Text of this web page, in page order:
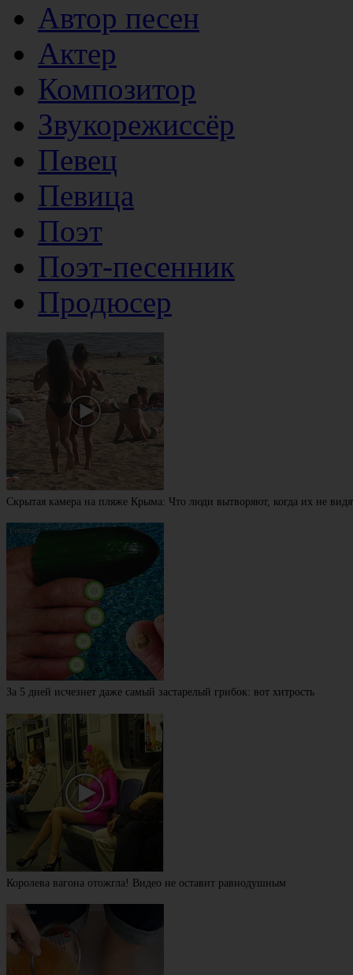
Автор песен
Актер
Композитор
Звукорежиссёр
Певец
Певица
Поэт
Поэт-песенник
Продюсер
Скрытая камера на пляже Крыма: Что люди вытворяют, когда их не
За 5 дней исчезнет даже самый застарелый грибок: вот хитрость
Королева вагона отожгла! Видео не оставит равнодушным